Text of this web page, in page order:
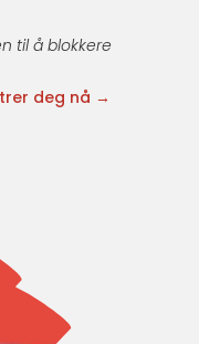
til å blokkere
deg nå →